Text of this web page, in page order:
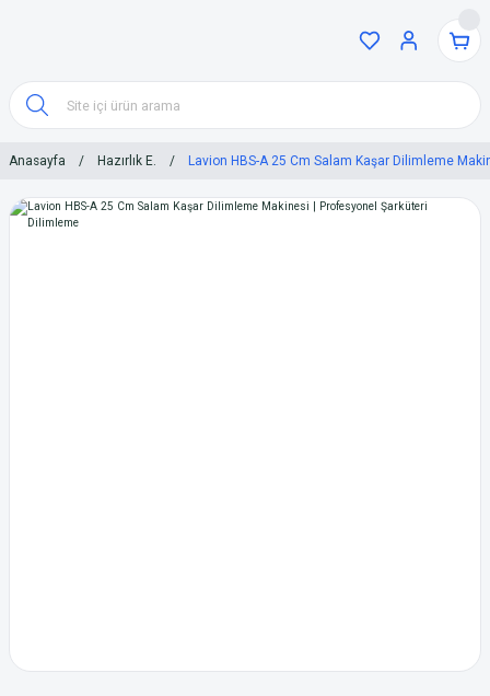
Anasayfa Hazırlık E. Lavion HBS-A 25 Cm Salam Kaşar Dilimleme